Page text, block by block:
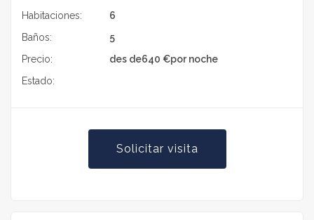
Habitaciones:
6
Baños:
5
Precio:
des de640 €por noche
Estado:
Solicitar visita